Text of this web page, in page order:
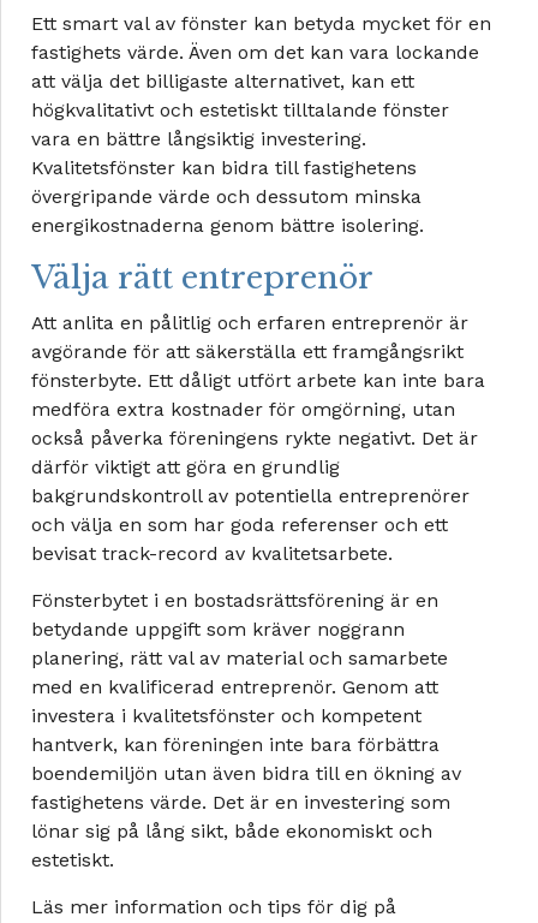
Ett smart val av fönster kan betyda mycket för en
fastighets värde. Även om det kan vara lockande
att välja det billigaste alternativet, kan ett
högkvalitativt och estetiskt tilltalande fönster
vara en bättre långsiktig investering.
Kvalitetsfönster kan bidra till fastighetens
övergripande värde och dessutom minska
energikostnaderna genom bättre isolering.
Välja rätt entreprenör
Att anlita en pålitlig och erfaren entreprenör är
avgörande för att säkerställa ett framgångsrikt
fönsterbyte. Ett dåligt utfört arbete kan inte bara
medföra extra kostnader för omgörning, utan
också påverka föreningens rykte negativt. Det är
därför viktigt att göra en grundlig
bakgrundskontroll av potentiella entreprenörer
och välja en som har goda referenser och ett
bevisat track-record av kvalitetsarbete.
Fönsterbytet i en bostadsrättsförening är en
betydande uppgift som kräver noggrann
planering, rätt val av material och samarbete
med en kvalificerad entreprenör. Genom att
investera i kvalitetsfönster och kompetent
hantverk, kan föreningen inte bara förbättra
boendemiljön utan även bidra till en ökning av
fastighetens värde. Det är en investering som
lönar sig på lång sikt, både ekonomiskt och
estetiskt.
Läs mer information och tips för dig på